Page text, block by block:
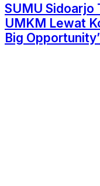
SUMU Sidoarjo
UMKM Lewat
Big